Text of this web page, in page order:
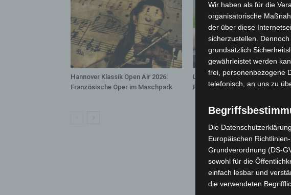
Hannover Klassik Open Air 2026:
Französische Oper im Maschpark
Langenhagen: Autofahrer mit
Promille aus dem Verkehr
Wir haben als für die
organisatorische
der über diese
sicherzustellen.
grundsätzlich
gewährleistet werden
frei, personenbezogene
telefonisch, an uns zu
Die
Europäischen
Grundverordnung (DS-
sowohl für die
einfach lesbar und
die verwendeten